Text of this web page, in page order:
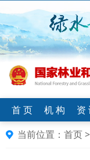
首 页 机 构 资
当前位置： 首页>